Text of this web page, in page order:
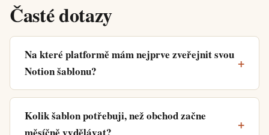
Časté dotazy
Na které platformě mám nejprve zveřejnit svou
Notion šablonu?
Kolik šablon potřebuji, než obchod začne